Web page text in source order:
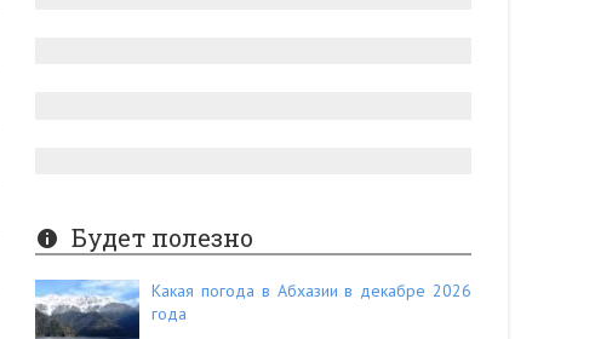
Будет полезно
Какая погода в Абхазии в декабре 2026
года